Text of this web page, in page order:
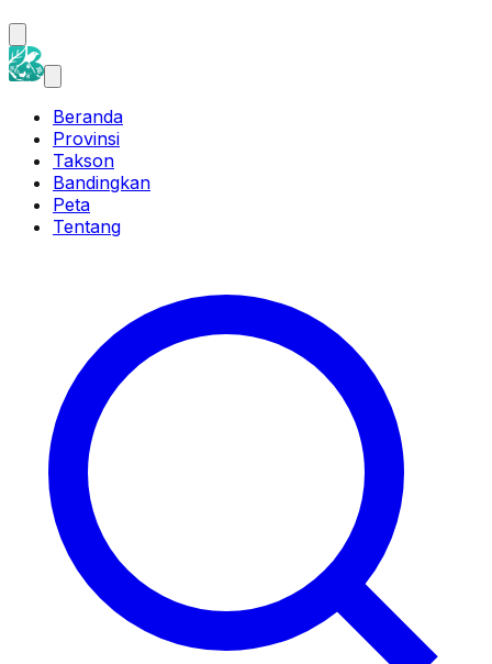
Beranda
Provinsi
Takson
Bandingkan
Peta
Tentang